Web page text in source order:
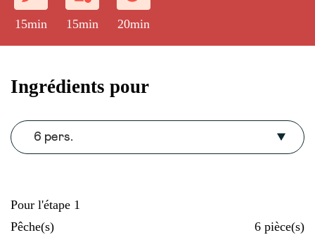
15min 15min 20min
Ingrédients pour
6 pers.
Pour l'étape 1
Pêche(s)
6 pièce(s)